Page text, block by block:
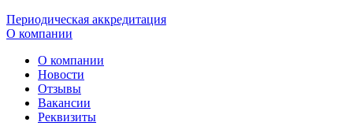
Периодическая аккредитация
О компании
О компании
Новости
Отзывы
Вакансии
Реквизиты